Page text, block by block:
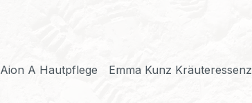
Aion A Hautpflege Emma Kunz Kräuteressenz